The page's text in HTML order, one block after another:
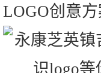
LOGO创意方